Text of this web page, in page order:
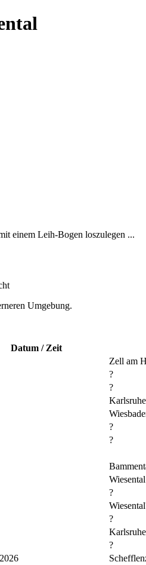
einem Leih-Bogen loszulegen ...
Umgebung.
Datum / Zeit
Zell am
?
?
Karlsruhe
?
?
Wiesental
?
?
Karlsruhe
?